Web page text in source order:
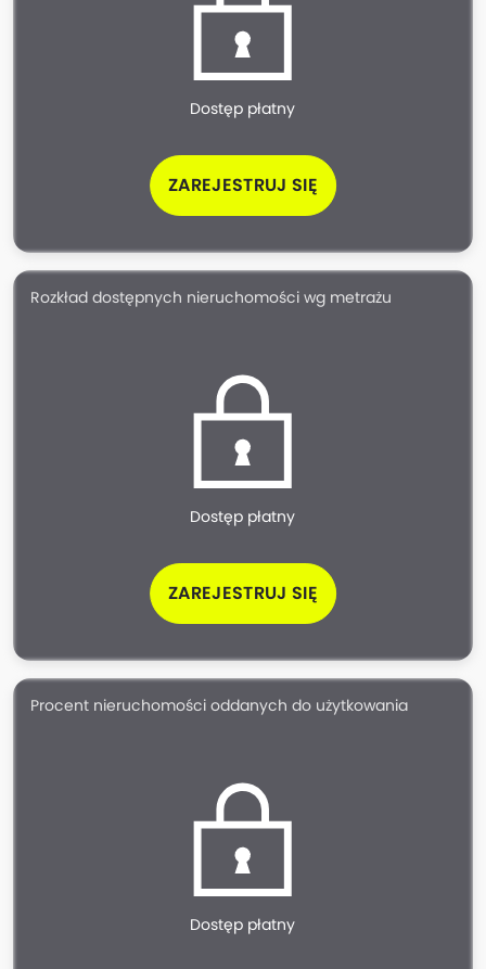
Dostęp płatny
ZAREJESTRUJ SIĘ
Rozkład dostępnych nieruchomości wg metrażu
Dostęp płatny
ZAREJESTRUJ SIĘ
Procent nieruchomości oddanych do użytkowania
Dostęp płatny